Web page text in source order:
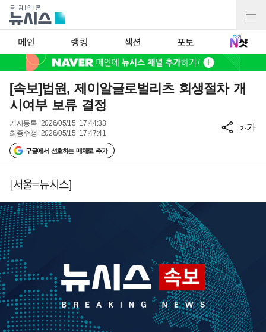
메인 랭킹 섹션 포토
[속보]법원, 제이알글로벌리츠 회생절차 개
시여부 보류 결정
기사등록 2026/05/15 17:44:33
최종수정 2026/05/15 17:47:41
구글에서 선호하는 매체로 추가
가가
[서울=뉴시스]